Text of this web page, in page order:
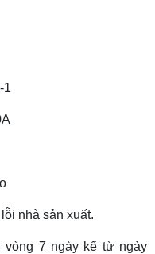
1
nhà sản xuất.
vòng 7 ngày kể từ ngày